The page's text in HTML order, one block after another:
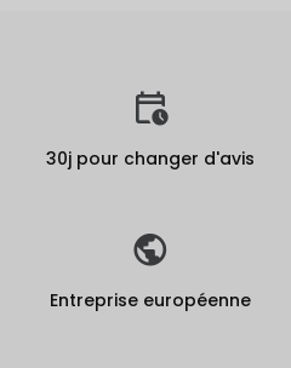
30j pour changer d'avis
Entreprise européenne